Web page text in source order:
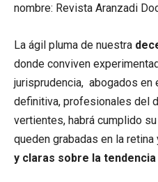
nombre: Revista Aranzadi
La ágil pluma de nuestra
donde conviven
jurisprudencia, abogados en
definitiva, profesionales del
vertientes, habrá cumplido
queden grabadas en la retina
y claras sobre la